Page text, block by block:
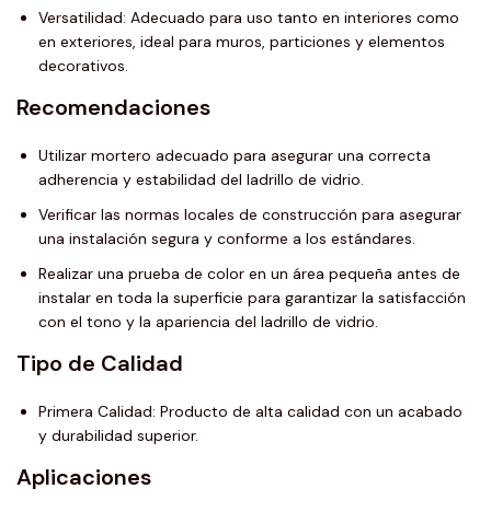
Versatilidad: Adecuado para uso tanto en interiores como
en exteriores, ideal para muros, particiones y elementos
decorativos.
Recomendaciones
Utilizar mortero adecuado para asegurar una correcta
adherencia y estabilidad del ladrillo de vidrio.
Verificar las normas locales de construcción para asegurar
una instalación segura y conforme a los estándares.
Realizar una prueba de color en un área pequeña antes de
instalar en toda la superficie para garantizar la satisfacción
con el tono y la apariencia del ladrillo de vidrio.
Tipo de Calidad
Primera Calidad: Producto de alta calidad con un acabado
y durabilidad superior.
Aplicaciones